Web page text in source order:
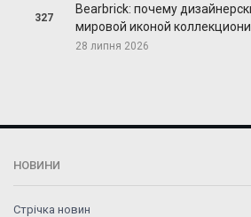
327
Bearbrick: почему
мировой иконой
28 липня 2026
НОВИНИ
Стрічка новин